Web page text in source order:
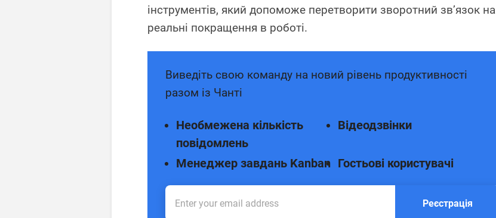
інструментів, який допоможе перетворити зворотний зв’язок на
реальні покращення в роботі.
Виведіть свою команду на новий рівень продуктивності
разом із Чанті
Необмежена кількість
повідомлень
Відеодзвінки
Менеджер завдань Kanban Гостьові користувачі
Реєстрація